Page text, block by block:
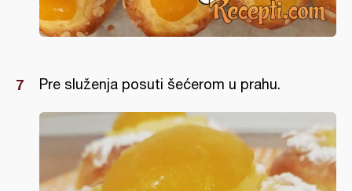
Pre služenja posuti šećerom u prahu.